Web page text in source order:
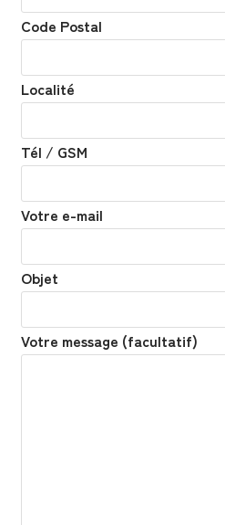
Code Postal
Localité
Tél / GSM
Votre e-mail
Objet
Votre message (facultatif)